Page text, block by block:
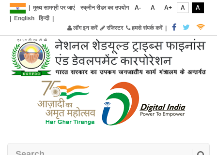
मुख्य सामग्री पर जाएं स्क्रीन रीडर का उपयोग A- A A+ A
A
English हिन्दी|
लॉग इन करें
रजिस्टर हमसे संपर्क करें|